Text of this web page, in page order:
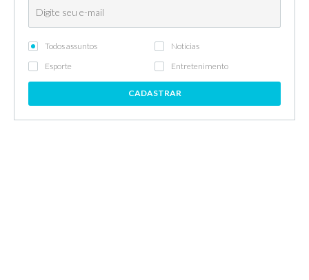
Todos assuntos
Notícias
Esporte
Entretenimento
CADASTRAR